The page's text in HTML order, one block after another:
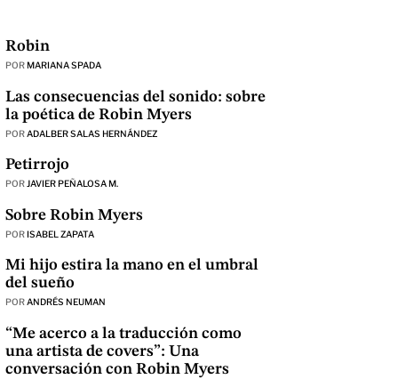
Robin
PORMARIANA SPADA
Las consecuencias del sonido: sobre
la poética de Robin Myers
PORADALBER SALAS HERNÁNDEZ
Petirrojo
POR JAVIER PEÑALOSA M.
Sobre Robin Myers
PORISABEL ZAPATA
Mi hijo estira la mano en el umbral
del sueño
PORANDRÉS NEUMAN
“Me acerco a la traducción como
una artista de covers”: Una
conversación con Robin Myers